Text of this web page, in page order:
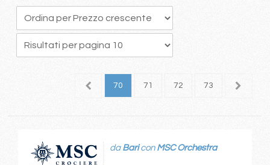
69 70 71 72 73 74
da Baricon MSC Orchestra